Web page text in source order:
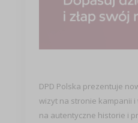
DPD Polska prezentuje
wizyt na stronie kampanii i
na autentyczne historie i